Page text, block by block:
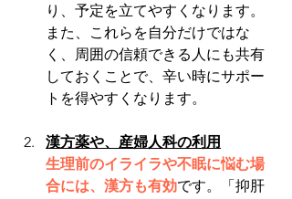
り、予定を立てやすくなります。
また、これらを自分だけではな
く、周囲の信頼できる人にも共有
しておくことで、辛い時にサポー
トを得やすくなります。
漢方薬や、産婦人科の利用
生理前のイライラや不眠に悩む場
合には、漢方も有効です。「抑肝